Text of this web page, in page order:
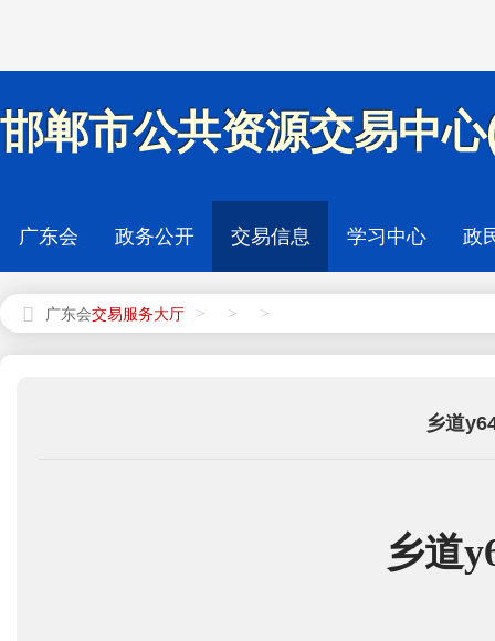
邯郸市公共资源交易中
广东会 政务公开 交易信息 学习中心 政
广东会 > > >
乡道
乡道